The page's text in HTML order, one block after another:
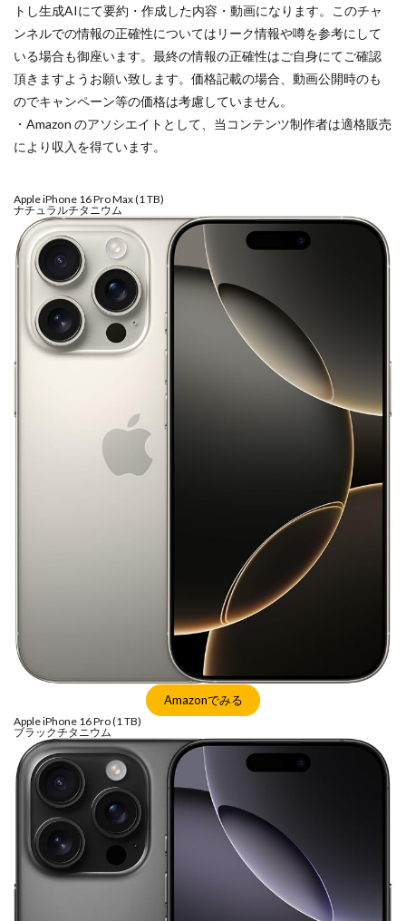
トし生成AIにて要約・作成した内容・動画になります。このチャ
ンネルでの情報の正確性についてはリーク情報や噂を参考にして
いる場合も御座います。最終の情報の正確性はご自身にてご確認
頂きますようお願い致します。価格記載の場合、動画公開時のも
のでキャンペーン等の価格は考慮していません。
・Amazon のアソシエイトとして、当コンテンツ制作者は適格販売
により収入を得ています。
Apple iPhone 16 Pro Max (1 TB)
ナチュラルチタニウム
Amazonでみる
Apple iPhone 16 Pro (1 TB)
ブラックチタニウム
NIKKOR Z 24-70mm f/2.8 S II
NIKKOR Z 24-70mm f/2.8 S Ⅱ
NIKKOR Z 28-135mm f/4 PZ
NIKKOR Z 28-135mm f/4 PZ 発売
NIKKOR Z 35mm f/1.2 S
NIKKOR Z 70-200mm f/2.8 VR S II
NIKKOR Z 70-200mm f/2.8 VR S II 価格
NIKKOR Z 70-200mm f/2.8 VR S II 発売日
Nikon
Nikon 2026
Nikon 2027
nikon 35mm 1.2
nikon 35mm f1.2
Nikon RED
Nikon Z6 Ⅲ
Nikon Z6iii
Nikon Z6Ⅲ
Nikon Z7 Ⅲ
Nikon Z8 Nikon Z9
Nikon Z9 II
Nikon Z9 Ⅱ
Nikon Z90 Nikon Z9ii
Nikon Z9Ⅱ
Nikon Zf
Nikon Zf シルバー
Nikon レンズ
Nikon 新型
Nikon 新型カメラ
Nikonニコン大口径超望遠レンズ
OpenAI
Otus ML 35mm 価格
Otus ML 35mm 発表日
Pixel11
Powerbeats Pro 2
RED WING
RF 14mm F1.4L VCM
RF16 28mm F2 8 IS STM
RF300-600
RICOH
Rollei scratchgate
SIGMA 12mm F1.4 DC
SIGMA 200mm F2
SoftBank
sony
sony 16mm f1 8
SONY 24-70mm f/2.0
SONY FX3
SONY FX5
SSD高騰
STARLINK SunDisk
TAMRON
V-RAPTOR [X] Z Mount
Vision Pro
visionpro
watchOS
watchOS 11.3
YCC
Z 24 70 Ⅱ